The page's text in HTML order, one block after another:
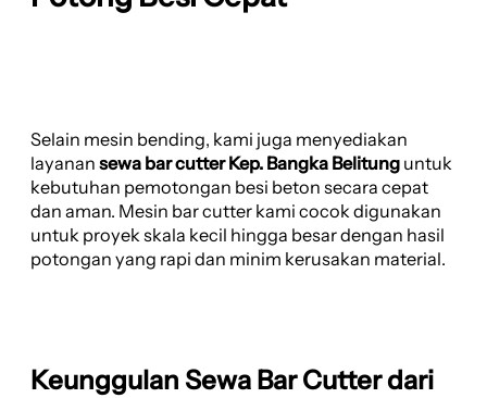
Selain mesin bending, kami juga menyediakan
layanan sewa bar cutter Kep. Bangka Belitung untuk
kebutuhan pemotongan besi beton secara cepat
dan aman. Mesin bar cutter kami cocok digunakan
untuk proyek skala kecil hingga besar dengan hasil
potongan yang rapi dan minim kerusakan material.
Keunggulan Sewa Bar Cutter dari